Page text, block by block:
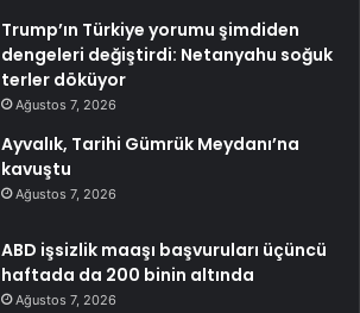
Trump’ın Türkiye yorumu şimdiden
dengeleri değiştirdi: Netanyahu soğuk
terler döküyor
Ağustos 7, 2026
Ayvalık, Tarihi Gümrük Meydanı’na
kavuştu
Ağustos 7, 2026
ABD işsizlik maaşı başvuruları üçüncü
haftada da 200 binin altında
Ağustos 7, 2026